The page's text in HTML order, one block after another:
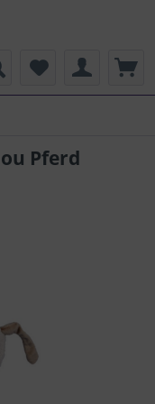
Pferd